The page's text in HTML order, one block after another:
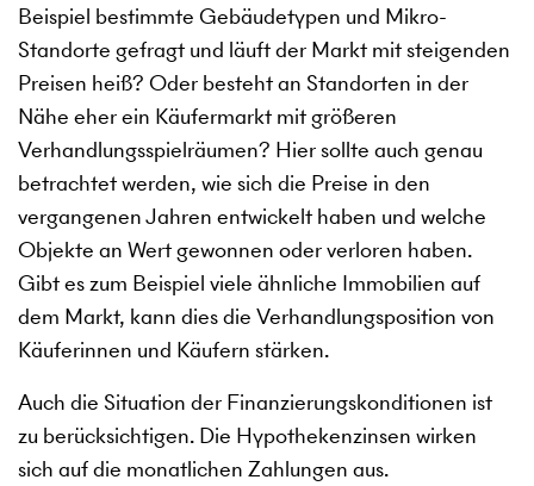
Beispiel bestimmte Gebäudetypen und Mikro-
Standorte gefragt und läuft der Markt mit steigenden
Preisen heiß? Oder besteht an Standorten in der
Nähe eher ein Käufermarkt mit größeren
Verhandlungsspielräumen? Hier sollte auch genau
betrachtet werden, wie sich die Preise in den
vergangenen Jahren entwickelt haben und welche
Objekte an Wert gewonnen oder verloren haben.
Gibt es zum Beispiel viele ähnliche Immobilien auf
dem Markt, kann dies die Verhandlungsposition von
Käuferinnen und Käufern stärken.
Auch die Situation der Finanzierungskonditionen ist
zu berücksichtigen. Die Hypothekenzinsen wirken
sich auf die monatlichen Zahlungen aus.